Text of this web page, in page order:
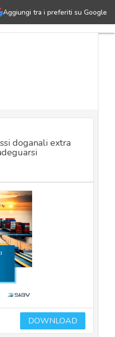
Aggiungi tra i preferiti su Google
tra interesse alla
doganali extra
DOWNLOAD